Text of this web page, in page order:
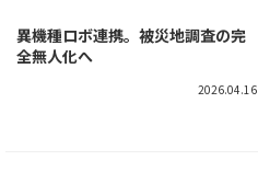
異機種ロボ連携。被災地調査の完
全無人化へ
2026.04.16